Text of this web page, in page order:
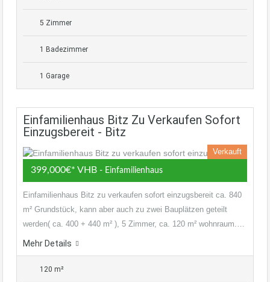
5 Zimmer
1 Badezimmer
1 Garage
Einfamilienhaus Bitz Zu Verkaufen Sofort
Einzugsbereit - Bitz
Verkauft
399,000€* VHB - Einfamilienhaus
Einfamilienhaus Bitz zu verkaufen sofort einzugsbereit ca. 840
m² Grundstück, kann aber auch zu zwei Bauplätzen geteilt
werden( ca. 400 + 440 m² ), 5 Zimmer, ca. 120 m² wohnraum.…
Mehr Details
120 m²